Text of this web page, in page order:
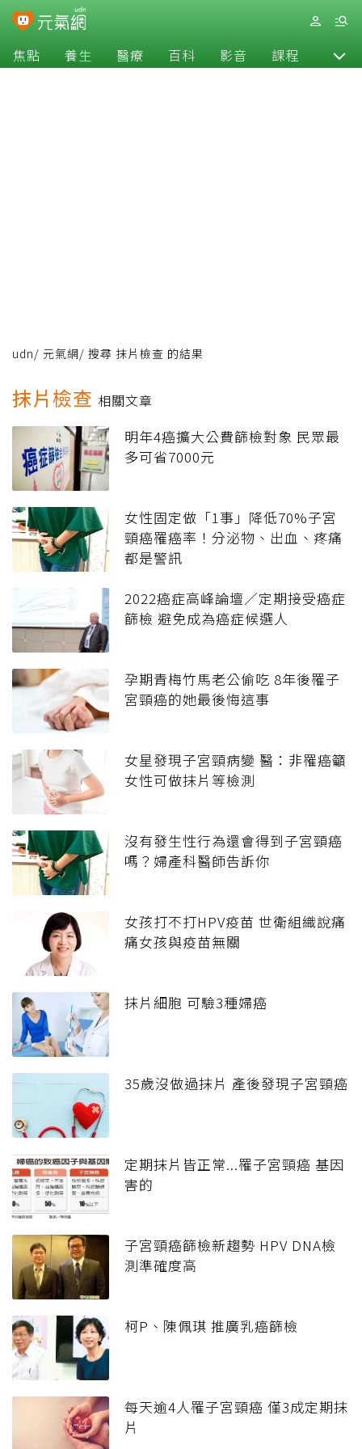
焦點 養生 醫療 百科 影音 課程 退休
udn/ 元氣網/ 搜尋 抹片檢查 的結果
抹片檢查 相關文章
明年4癌擴大公費篩檢對象 民眾最
多可省7000元
女性固定做「1事」降低70%子宮
頸癌罹癌率！分泌物、出血、疼痛
都是警訊
2022癌症高峰論壇／定期接受癌症
篩檢 避免成為癌症候選人
孕期青梅竹馬老公偷吃 8年後罹子
宮頸癌的她最後悔這事
女星發現子宮頸病變 醫：非罹癌籲
女性可做抹片等檢測
沒有發生性行為還會得到子宮頸癌
嗎？婦產科醫師告訴你
女孩打不打HPV疫苗 世衛組織說痛
痛女孩與疫苗無關
抹片細胞 可驗3種婦癌
35歲沒做過抹片 產後發現子宮頸癌
定期抹片皆正常...罹子宮頸癌 基因
害的
子宮頸癌篩檢新趨勢 HPV DNA檢
測準確度高
柯P、陳佩琪 推廣乳癌篩檢
每天逾4人罹子宮頸癌 僅3成定期抹
片